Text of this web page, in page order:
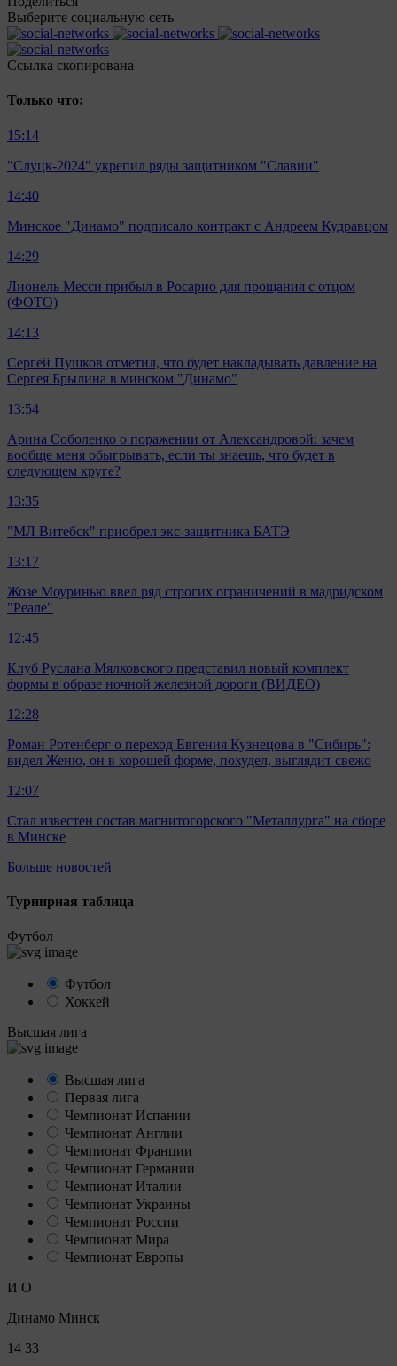
Выберите социальную сеть
Ccылка скопирована
Только что:
15:14
"Слуцк-2024" укрепил ряды защитником "Славии"
14:40
Минское "Динамо" подписало контракт с Андреем Кудравцом
14:29
Лионель Месси прибыл в Росарио для прощания с отцом
(ФОТО)
14:13
Сергей Пушков отметил, что будет накладывать давление на
Сергея Брылина в минском "Динамо"
13:54
Арина Соболенко о поражении от Александровой: зачем
вообще меня обыгрывать, если ты знаешь, что будет в
следующем круге?
13:35
"МЛ Витебск" приобрел экс-защитника БАТЭ
13:17
Жозе Моуринью ввел ряд строгих ограничений в мадридском
"Реале"
12:45
Клуб Руслана Мялковского представил новый комплект
формы в образе ночной железной дороги (ВИДЕО)
12:28
Роман Ротенберг о переход Евгения Кузнецова в "Сибирь":
видел Женю, он в хорошей форме, похудел, выглядит свежо
12:07
Стал известен состав магнитогорского "Металлурга" на сборе
в Минске
Больше новостей
Турнирная таблица
Футбол
Футбол
Хоккей
Высшая лига
Высшая лига
Первая лига
Чемпионат Испании
Чемпионат Англии
Чемпионат Франции
Чемпионат Германии
Чемпионат Италии
Чемпионат Украины
Чемпионат России
Чемпионат Мира
Чемпионат Европы
И О
Динамо Минск
14 33